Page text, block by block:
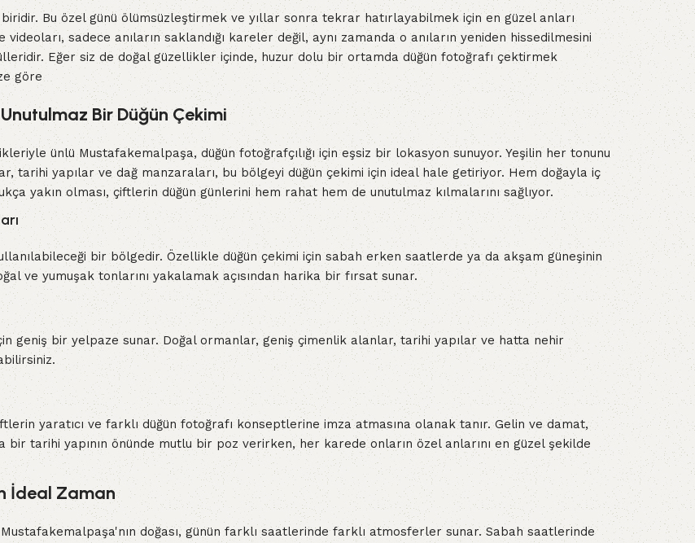
Bu özel günü ölümsüzleştirmek ve yıllar sonra tekrar hatırlayabilmek için en güzel anları
sadece anıların saklandığı kareler değil, aynı zamanda o anıların yeniden hissedilmesini
Eğer siz de doğal güzellikler içinde, huzur dolu bir ortamda düğün fotoğrafı çektirmek
göre
Bir Düğün Çekimi
ünlü Mustafakemalpaşa, düğün fotoğrafçılığı için eşsiz bir lokasyon sunuyor. Yeşilin her tonunu
tarihi yapılar ve dağ manzaraları, bu bölgeyi düğün çekimi için ideal hale getiriyor. Hem doğayla iç
yakın olması, çiftlerin düğün günlerini hem rahat hem de unutulmaz kılmalarını sağlıyor.
bir bölgedir. Özellikle düğün çekimi için sabah erken saatlerde ya da akşam güneşinin
ve yumuşak tonlarını yakalamak açısından harika bir fırsat sunar.
geniş bir yelpaze sunar. Doğal ormanlar, geniş çimenlik alanlar, tarihi yapılar ve hatta nehir
yaratıcı ve farklı düğün fotoğrafı konseptlerine imza atmasına olanak tanır. Gelin ve damat,
bir tarihi yapının önünde mutlu bir poz verirken, her karede onların özel anlarını en güzel şekilde
İdeal Zaman
doğası, günün farklı saatlerinde farklı atmosferler sunar. Sabah saatlerinde